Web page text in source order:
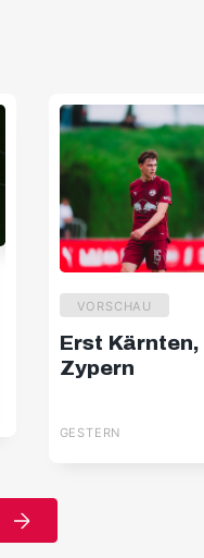
VORSCHAU
Erst Kärnten,
Zypern
GESTERN